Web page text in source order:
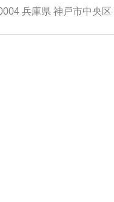
兵庫県 神戸市中央区